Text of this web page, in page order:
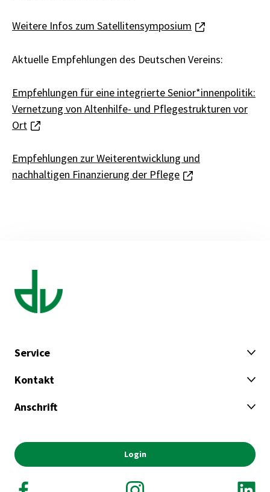
Weitere Infos zum Satellitensymposium
Aktuelle Empfehlungen des Deutschen Vereins:
Empfehlungen für eine integrierte Senior*innenpolitik:
Vernetzung von Altenhilfe- und Pflegestrukturen vor
Ort
Empfehlungen zur Weiterentwicklung und
nachhaltigen Finanzierung der Pflege
Service
Kontakt
Anschrift
Login